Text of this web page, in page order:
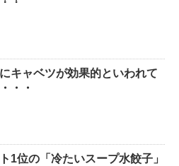
キャベツが効果的といわれて
・・
1位の「冷たいスープ水餃子」